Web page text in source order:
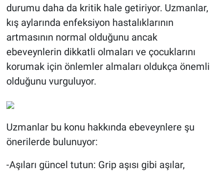
durumu daha da kritik hale getiriyor. Uzmanlar,
kış aylarında enfeksiyon hastalıklarının
artmasının normal olduğunu ancak
ebeveynlerin dikkatli olmaları ve çocuklarını
korumak için önlemler almaları oldukça önemli
olduğunu vurguluyor.
Uzmanlar bu konu hakkında ebeveynlere şu
önerilerde bulunuyor:
-Aşıları güncel tutun: Grip aşısı gibi aşılar,